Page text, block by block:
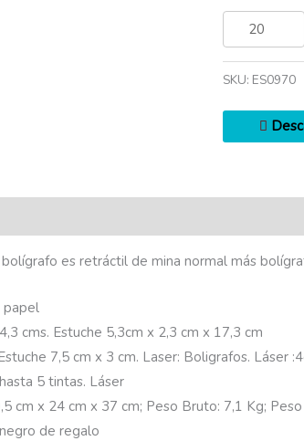
SKU: ES0970
es retráctil de mina normal más
papel
cms. Estuche 5,3cm x 2,3 cm x 17,3 cm
7,5 cm x 3 cm. Laser: Boligrafos. Láser
5 tintas. Láser
cm x 24 cm x 37 cm; Peso Bruto: 7,1 Kg;
de regalo